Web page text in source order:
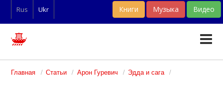
Rus Ukr Книги Музыка Видео
Тексты
Главная Статьи Арон Гуревич Эдда и сага